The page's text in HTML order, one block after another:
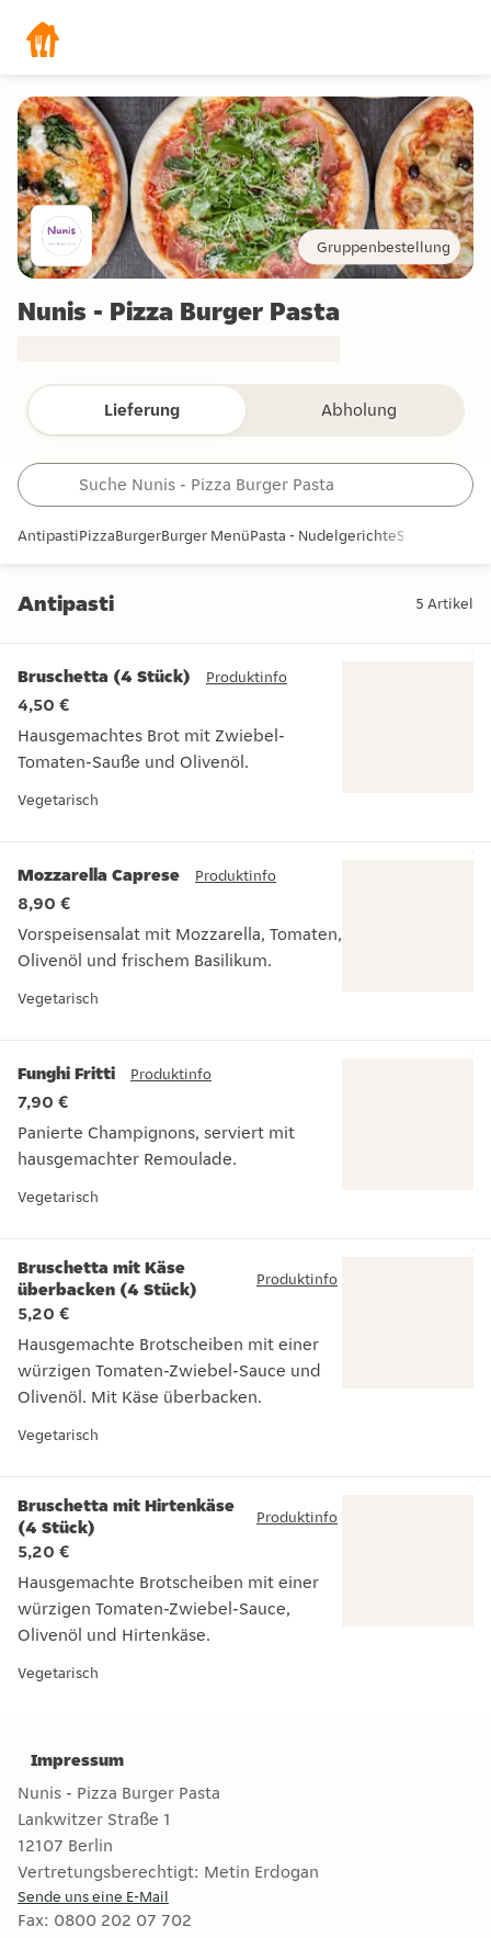
Gruppenbestellung
Nunis - Pizza Burger Pasta
Lieferung Abholung
AntipastiPizzaBurgerBurger MenüPasta - NudelgerichteSnacks und
Antipasti
5 Artikel
Bruschetta (4 Stück) Produktinfo
4,50 €
Hausgemachtes Brot mit Zwiebel-
Tomaten-Sauße und Olivenöl.
Vegetarisch
Mozzarella Caprese Produktinfo
8,90 €
Vorspeisensalat mit Mozzarella, Tomaten,
Olivenöl und frischem Basilikum.
Vegetarisch
Funghi Fritti Produktinfo
7,90 €
Panierte Champignons, serviert mit
hausgemachter Remoulade.
Vegetarisch
Bruschetta mit Käse
überbacken (4 Stück)
Produktinfo
5,20 €
Hausgemachte Brotscheiben mit einer
würzigen Tomaten-Zwiebel-Sauce und
Olivenöl. Mit Käse überbacken.
Vegetarisch
Bruschetta mit Hirtenkäse
(4 Stück)
Produktinfo
5,20 €
Hausgemachte Brotscheiben mit einer
würzigen Tomaten-Zwiebel-Sauce,
Olivenöl und Hirtenkäse.
Vegetarisch
Impressum
Nunis - Pizza Burger Pasta
Lankwitzer Straße 1
12107 Berlin
Vertretungsberechtigt: Metin Erdogan
Sende uns eine E-Mail
Fax: 0800 202 07 702